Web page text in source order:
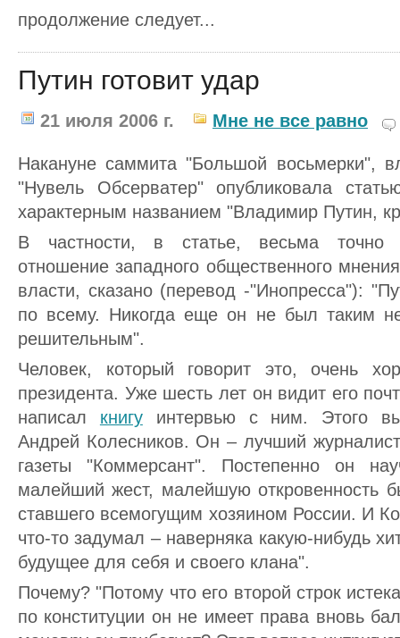
продолжение следует...
Путин готовит удар
21 июля 2006 г. Мне не все равно
Накануне саммита "Большой восьмерки",
"Нувель Обсерватер" опубликовала
характерным названием "Владимир Путин,
В частности, в статье, весьма точно
отношение западного общественного
власти, сказано (перевод -"Инопресса"):
по всему. Никогда еще он не был таким
решительным".
Человек, который говорит это, очень
президента. Уже шесть лет он видит его
написал книгуинтервью с ним. Этого
Андрей Колесников. Он – лучший
газеты "Коммерсант". Постепенно он
малейший жест, малейшую откровенность
ставшего всемогущим хозяином России. И
что-то задумал – наверняка какую-нибудь
будущее для себя и своего клана".
Почему? "Потому что его второй строк
по конституции он не имеет права вновь